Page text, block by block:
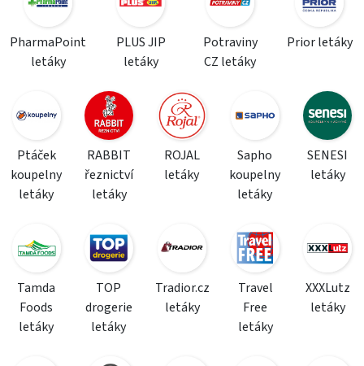
PharmaPoint
letáky
PLUS JIP
letáky
Potraviny
CZ letáky
Prior letáky
Ptáček
koupelny
letáky
RABBIT
řeznictví
letáky
ROJAL
letáky
Sapho
koupelny
letáky
SENESI
letáky
Tamda
Foods
letáky
TOP
drogerie
letáky
Tradior.cz
letáky
Travel
Free
letáky
XXXLutz
letáky